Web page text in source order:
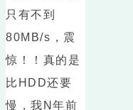
只有不到
80MB/s，震
惊！！真的是
比HDD还要
慢，我N年前